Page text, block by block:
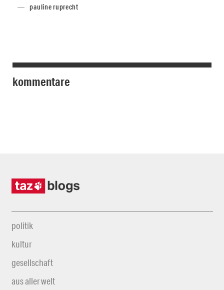
pauline ruprecht
kommentare
politik
kultur
gesellschaft
aus aller welt